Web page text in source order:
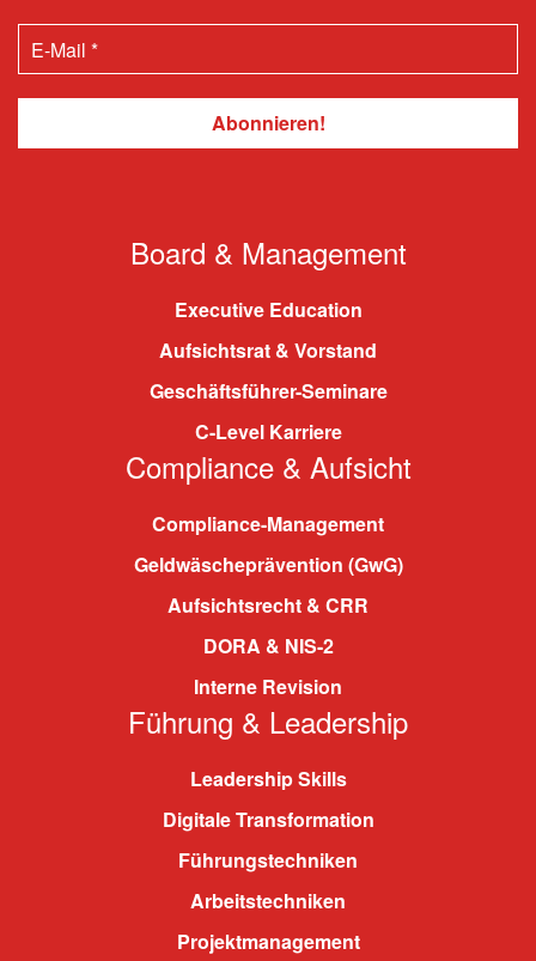
Board & Management
Executive Education
Aufsichtsrat & Vorstand
Geschäftsführer-Seminare
C-Level Karriere
Compliance & Aufsicht
Compliance-Management
Geldwäscheprävention (GwG)
Aufsichtsrecht & CRR
DORA & NIS-2
Interne Revision
Führung & Leadership
Leadership Skills
Digitale Transformation
Führungstechniken
Arbeitstechniken
Projektmanagement